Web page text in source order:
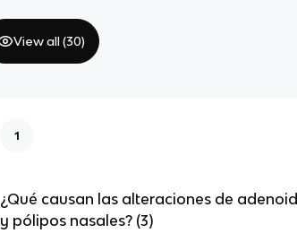
View all (30)
1
¿Qué causan las alteraciones de
y pólipos nasales? (3)